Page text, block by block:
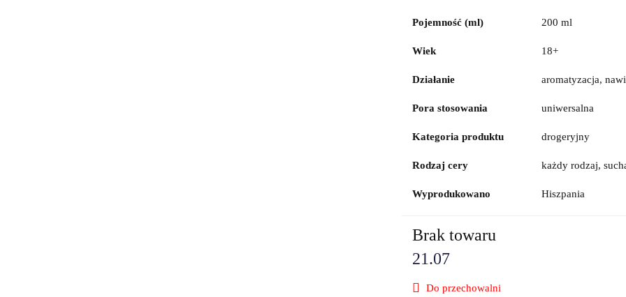
Pojemność (ml) 200 ml
Wiek 18+
Działanie aromatyzacja,
Pora stosowania uniwersalna
Kategoria produktu drogeryjny
Rodzaj cery każdy rodzaj,
Wyprodukowano Hiszpania
Brak towaru
21.07
Do przechowalni